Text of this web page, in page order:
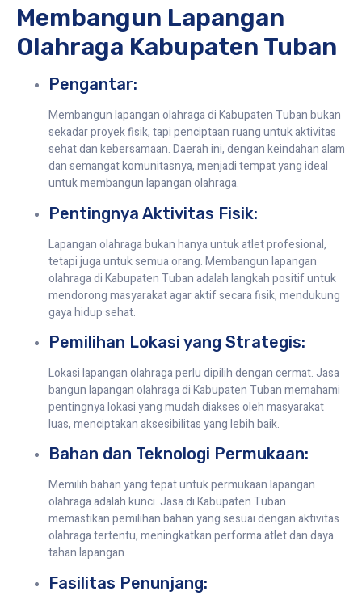
Membangun Lapangan
Olahraga Kabupaten Tuban
Pengantar:
Membangun lapangan olahraga di Kabupaten Tuban bukan
sekadar proyek fisik, tapi penciptaan ruang untuk aktivitas
sehat dan kebersamaan. Daerah ini, dengan keindahan alam
dan semangat komunitasnya, menjadi tempat yang ideal
untuk membangun lapangan olahraga.
Pentingnya Aktivitas Fisik:
Lapangan olahraga bukan hanya untuk atlet profesional,
tetapi juga untuk semua orang. Membangun lapangan
olahraga di Kabupaten Tuban adalah langkah positif untuk
mendorong masyarakat agar aktif secara fisik, mendukung
gaya hidup sehat.
Pemilihan Lokasi yang Strategis:
Lokasi lapangan olahraga perlu dipilih dengan cermat. Jasa
bangun lapangan olahraga di Kabupaten Tuban memahami
pentingnya lokasi yang mudah diakses oleh masyarakat
luas, menciptakan aksesibilitas yang lebih baik.
Bahan dan Teknologi Permukaan:
Memilih bahan yang tepat untuk permukaan lapangan
olahraga adalah kunci. Jasa di Kabupaten Tuban
memastikan pemilihan bahan yang sesuai dengan aktivitas
olahraga tertentu, meningkatkan performa atlet dan daya
tahan lapangan.
Fasilitas Penunjang: